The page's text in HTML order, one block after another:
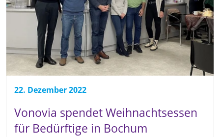
22. Dezember 2022
Vonovia spendet Weihnachtsessen
für Bedürftige in Bochum